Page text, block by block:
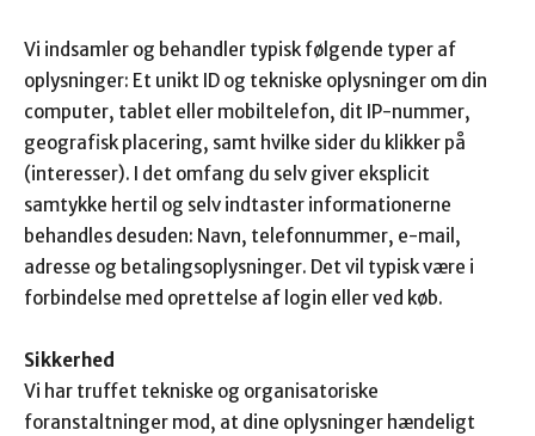
Vi indsamler og behandler typisk følgende typer af
oplysninger: Et unikt ID og tekniske oplysninger om din
computer, tablet eller mobiltelefon, dit IP-nummer,
geografisk placering, samt hvilke sider du klikker på
(interesser). I det omfang du selv giver eksplicit
samtykke hertil og selv indtaster informationerne
behandles desuden: Navn, telefonnummer, e-mail,
adresse og betalingsoplysninger. Det vil typisk være i
forbindelse med oprettelse af login eller ved køb.
Sikkerhed
Vi har truffet tekniske og organisatoriske
foranstaltninger mod, at dine oplysninger hændeligt